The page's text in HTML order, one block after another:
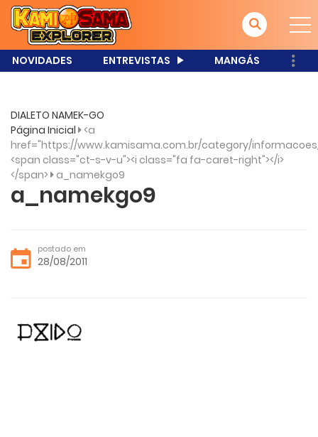
NOVIDADES ENTREVISTAS MANGÁS
DIALETO NAMEK-GO
Página Inicial <a
href="https://www.kamisama.com.br/category/informacoes/
<span class="ct-s-v-u"><i class="fa fa-caret-right"></i>
</span> a_namekgo9
a_namekgo9
postado em
28/08/2011